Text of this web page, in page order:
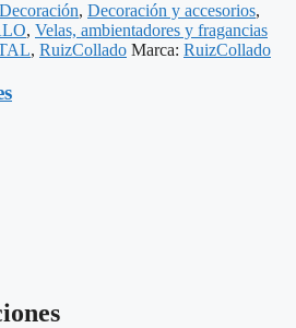
Decoración, Decoración y accesorios,
, Velas, ambientadores y fragancias
, RuizCollado Marca: RuizCollado